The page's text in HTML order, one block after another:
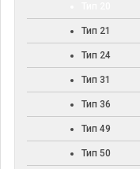
Тип 21
Тип 24
Тип 31
Тип 36
Тип 49
Тип 50